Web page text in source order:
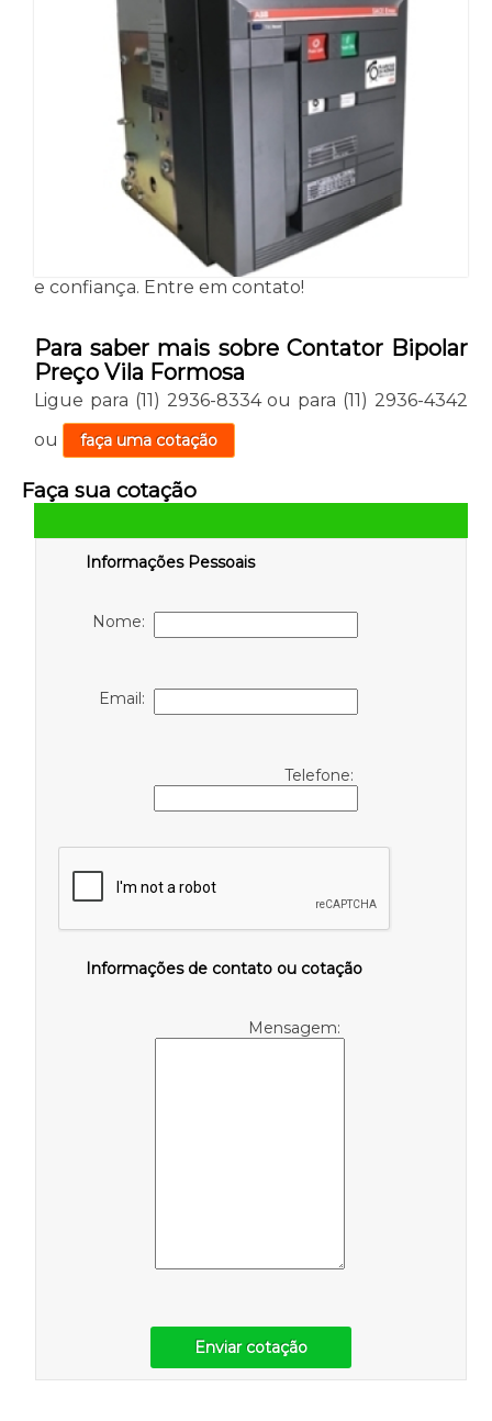
e confiança. Entre em contato!
Para saber mais sobre Contator Bipolar
Preço Vila Formosa
Ligue para (11) 2936-8334ou para (11) 2936-4342
ou
faça uma cotação
Faça sua cotação
Informações Pessoais
Nome:
Email:
Telefone:
Informações de contato ou cotação
Mensagem:
Enviar cotação